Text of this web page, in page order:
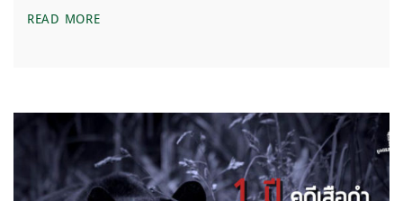
READ MOREชีวิตในป่าทุ่งใหญ่นเรศวรเป็นอย่างไร หลังคดีเสือดำผ่